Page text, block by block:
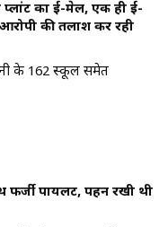
का ई-मेल, एक ही ई-
की तलाश कर रही
के 162 स्कूल समेत
फर्जी पायलट, पहन रखी थी